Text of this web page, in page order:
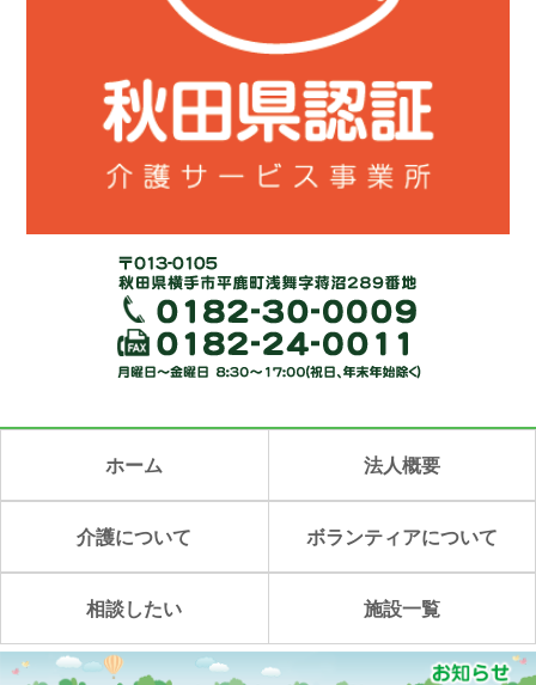
ホーム 法人概要
介護について ボランティアについて
相談したい 施設一覧